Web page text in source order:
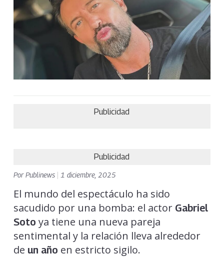
Publicidad
Publicidad
PorPublinews 1 diciembre, 2025
El mundo del espectáculo ha sido
sacudido por una bomba: el actor Gabriel
Soto ya tiene una nueva pareja
sentimental y la relación lleva alrededor
de un año en estricto sigilo.